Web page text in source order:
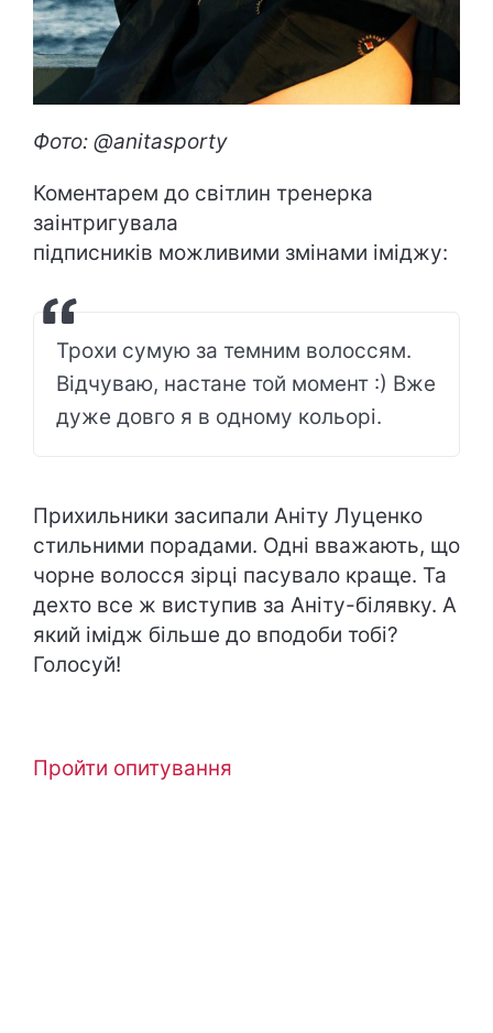
Фото: @anitasporty
Коментарем до світлин тренерка
заінтригувала
підписників можливими змінами іміджу:
Трохи сумую за темним волоссям.
Відчуваю, настане той момент :) Вже
дуже довго я в одному кольорі.
Прихильники засипали Аніту Луценко
стильними порадами. Одні вважають, що
чорне волосся зірці пасувало краще. Та
дехто все ж виступив за Аніту-білявку. А
який імідж більше до вподоби тобі?
Голосуй!
Пройти опитування